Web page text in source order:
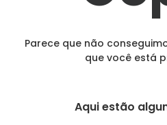
Parece que não
que você está
Aqui estão